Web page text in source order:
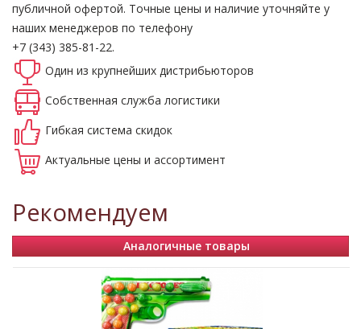
публичной офертой. Точные цены и наличие уточняйте у
наших менеджеров по телефону
+7 (343) 385-81-22.
Один из крупнейших дистрибьюторов
Собственная служба логистики
Гибкая система скидок
Актуальные цены и ассортимент
Рекомендуем
Аналогичные товары